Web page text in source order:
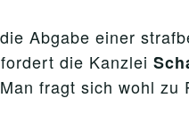
Abgabe einer
die Kanzlei
fragt sich wohl zu